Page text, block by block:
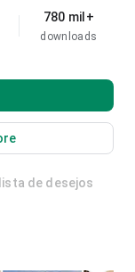
780 mil+
downloads
de desejos